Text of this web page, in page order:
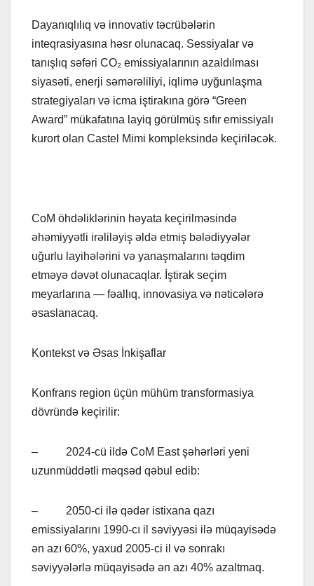
Dayanıqlılıq və innovativ təcrübələrin
inteqrasiyasına həsr olunacaq. Sessiyalar və
tanışlıq səfəri CO₂ emissiyalarının azaldılması
siyasəti, enerji səmərəliliyi, iqlimə uyğunlaşma
strategiyaları və icma iştirakına görə “Green
Award” mükafatına layiq görülmüş sıfır emissiyalı
kurort olan Castel Mimi kompleksində keçiriləcək.
CoM öhdəliklərinin həyata keçirilməsində
əhəmiyyətli irəliləyiş əldə etmiş bələdiyyələr
uğurlu layihələrini və yanaşmalarını təqdim
etməyə dəvət olunacaqlar. İştirak seçim
meyarlarına — fəallıq, innovasiya və nəticələrə
əsaslanacaq.
Kontekst və Əsas İnkişaflar
Konfrans region üçün mühüm transformasiya
dövründə keçirilir:
– 2024-cü ildə CoM East şəhərləri yeni
uzunmüddətli məqsəd qəbul edib:
– 2050-ci ilə qədər istixana qazı
emissiyalarını 1990-cı il səviyyəsi ilə müqayisədə
ən azı 60%, yaxud 2005-ci il və sonrakı
səviyyələrlə müqayisədə ən azı 40% azaltmaq.